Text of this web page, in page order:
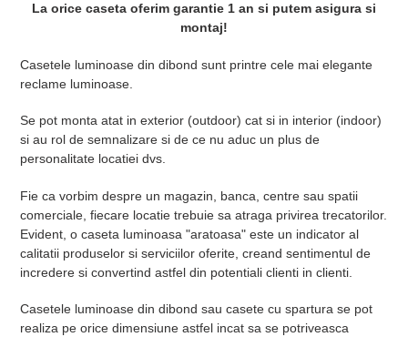
La orice caseta oferim garantie 1 an si putem asigura si
montaj!
Casetele luminoase din dibond sunt printre cele mai elegante
reclame luminoase.
Se pot monta atat in exterior (outdoor) cat si in interior (indoor)
si au rol de semnalizare si de ce nu aduc un plus de
personalitate locatiei dvs.
Fie ca vorbim despre un magazin, banca, centre sau spatii
comerciale, fiecare locatie trebuie sa atraga privirea trecatorilor.
Evident, o caseta luminoasa "aratoasa" este un indicator al
calitatii produselor si serviciilor oferite, creand sentimentul de
incredere si convertind astfel din potentiali clienti in clienti.
Casetele luminoase din dibond sau casete cu spartura se pot
realiza pe orice dimensiune astfel incat sa se potriveasca